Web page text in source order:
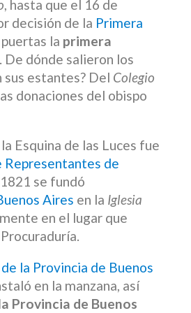
, hasta que el 16 de
decisión de la Primera
la primera
. De dónde salieron los
sus estantes? Del Colegio
donaciones del obispo
Esquina de las Luces fue
Representantes de
se fundó
Aires en la Iglesia
en el lugar que
la Provincia de Buenos
en la manzana, así
Provincia de Buenos